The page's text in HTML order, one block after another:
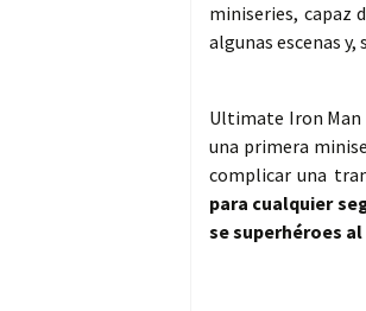
miniseries, capaz
algunas escenas
Ultimate Iron Man
una primera
complicar una
para cualquier
se superhéroes al